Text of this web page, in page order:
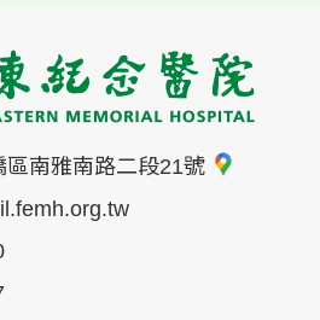
區南雅南路二段21號